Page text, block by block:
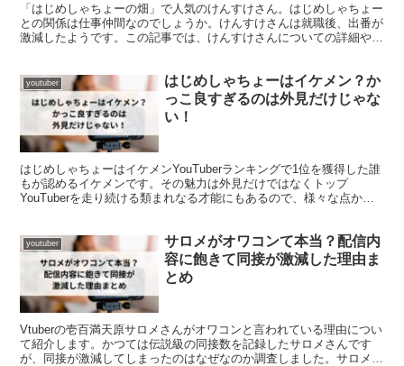
「はじめしゃちょーの畑」で人気のけんすけさん。はじめしゃちょー
との関係は仕事仲間なのでしょうか。けんすけさんは就職後、出番が
激減したようです。この記事では、けんすけさんについての詳細や、
youtuber
はじめしゃちょーはイケメン？か
っこ良すぎるのは外見だけじゃな
い！
はじめしゃちょーはイケメンYouTuberランキングで1位を獲得した誰
もが認めるイケメンです。その魅力は外見だけではなくトップ
YouTuberを走り続ける類まれなる才能にもあるので、様々な点から
youtuber
サロメがオワコンて本当？配信内
容に飽きて同接が激減した理由ま
とめ
Vtuberの壱百満天原サロメさんがオワコンと言われている理由につい
て紹介します。かつては伝説級の同接数を記録したサロメさんです
が、同接が激減してしまったのはなぜなのか調査しました。サロメさ